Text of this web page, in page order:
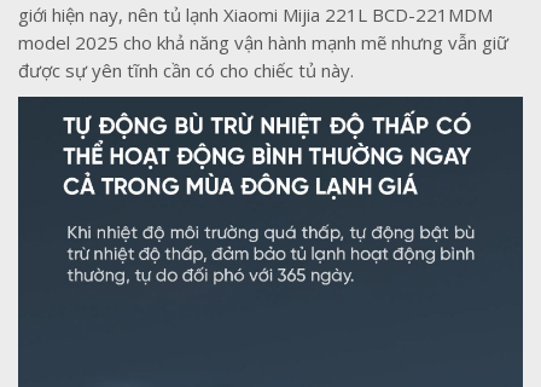
giới hiện nay, nên tủ lạnh Xiaomi Mijia 221L BCD-221MDM
model 2025 cho khả năng vận hành mạnh mẽ nhưng vẫn giữ
được sự yên tĩnh cần có cho chiếc tủ này.